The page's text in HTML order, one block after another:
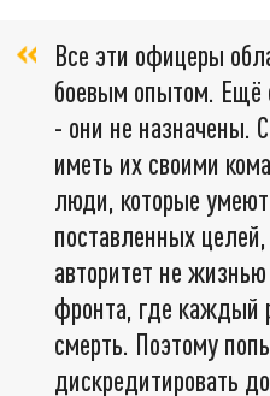
Все эти офицеры
боевым опытом. Ещё
- они не назначены.
иметь их своими
люди, которые
поставленных
авторитет не
фронта, где каждый
смерть. Поэтому
дискредитировать